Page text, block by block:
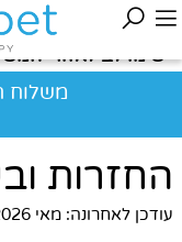
שימו לב לאזורי
משלוח
החזרות
עודכן לאחרונה: מאי 2026